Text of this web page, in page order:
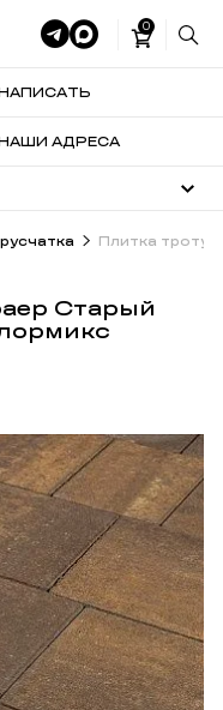
0
АДРЕСА
Плитка
Старый